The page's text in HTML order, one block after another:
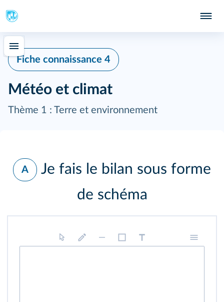
Fiche connaissance 4
Météo et climat
Thème 1 : Terre et environnement
A
Je fais le bilan sous forme
de schéma